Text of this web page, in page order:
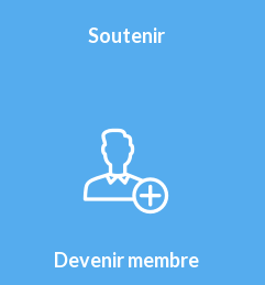
Soutenir
Devenir membre